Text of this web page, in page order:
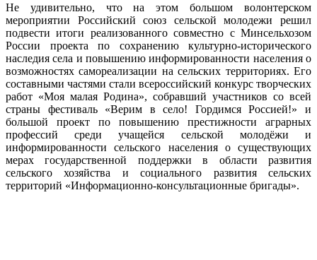
Не удивительно, что на этом большом волонтерском
мероприятии Российский союз сельской молодежи решил
подвести итоги реализованного совместно с Минсельхозом
России проекта по сохранению культурно-исторического
наследия села и повышению информированности населения о
возможностях самореализации на сельских территориях. Его
составными частями стали всероссийский конкурс творческих
работ «Моя малая Родина», собравший участников со всей
страны фестиваль «Верим в село! Гордимся Россией!» и
большой проект по повышению престижности аграрных
профессий среди учащейся сельской молодёжи и
информированности сельского населения о существующих
мерах государственной поддержки в области развития
сельского хозяйства и социального развития сельских
территорий «Информационно-консультационные бригады».